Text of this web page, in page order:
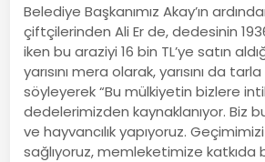
Belediye Başkanımız Akay’ın
çiftçilerinden Ali Er de, dedesinin
iken bu araziyi 16 bin TL’ye satın
yarısını mera olarak, yarısını da
söyleyerek “Bu mülkiyetin bizlere
dedelerimizden kaynaklanıyor. Biz
ve hayvancılık yapıyoruz.
sağlıyoruz, memleketimize katkıda